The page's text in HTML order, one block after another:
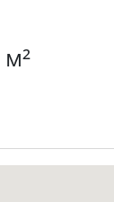
м²